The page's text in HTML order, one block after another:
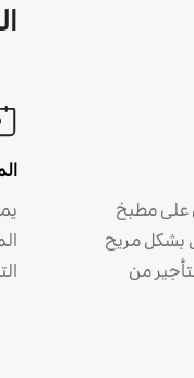
على مطبخ
بشكل مريح
من